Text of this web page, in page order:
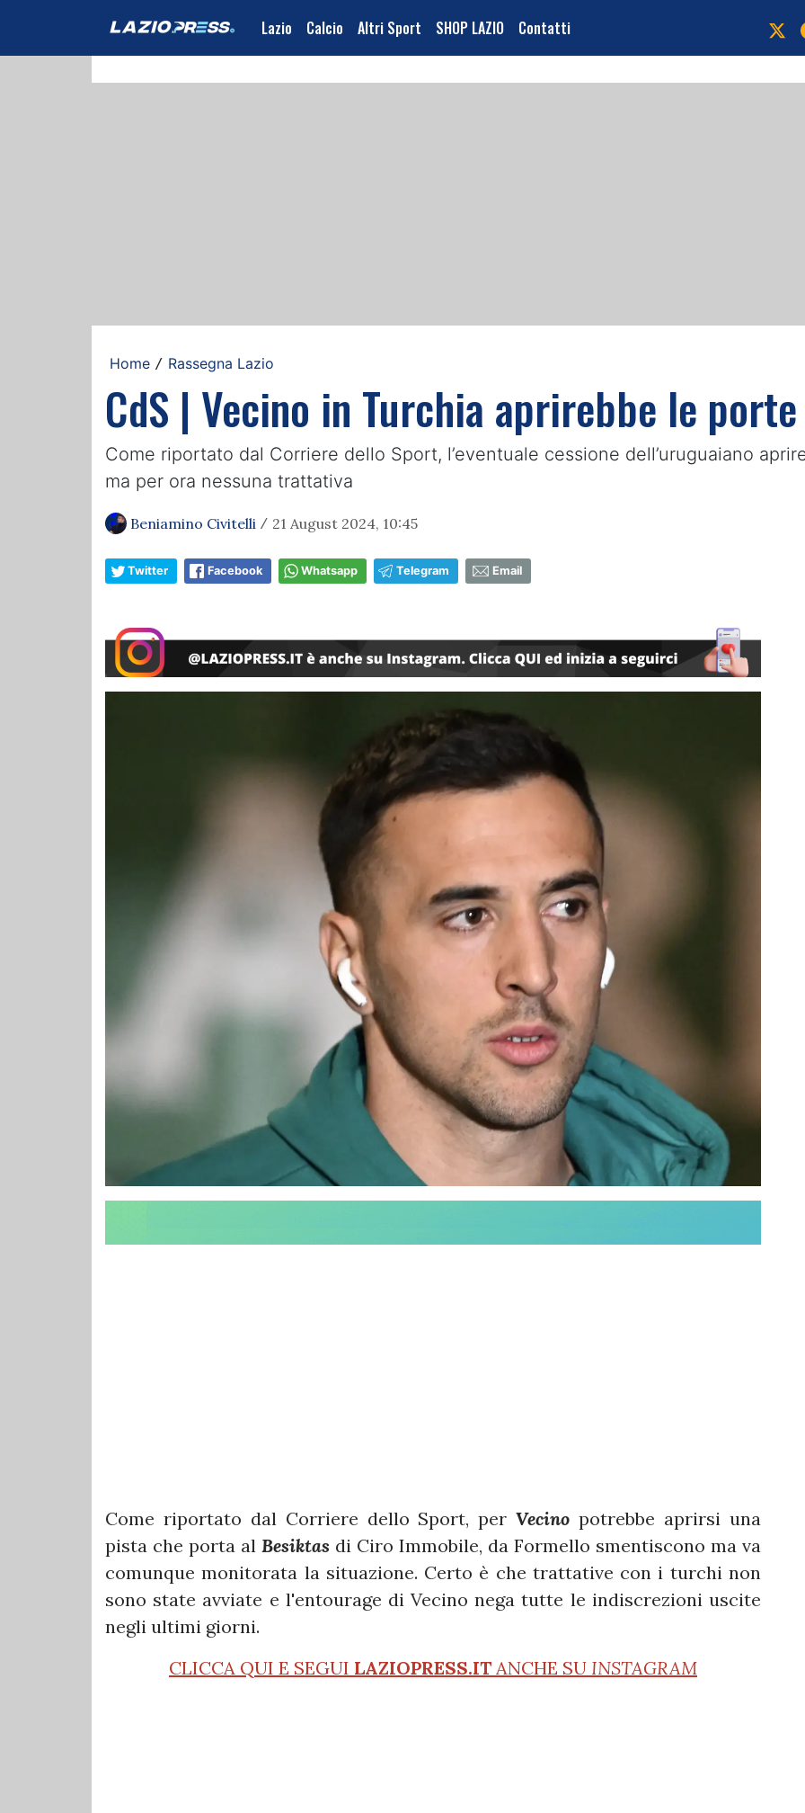
Lazio Calcio Altri Sport SHOP LAZIO Contatti
Home / Rassegna Lazio
CdS | Vecino in Turchia aprirebbe le
Come riportato dal Corriere dello Sport, l’eventuale cessione dell’uruguaiano
ma per ora nessuna trattativa
Beniamino Civitelli / 21 August 2024, 10:45
Twitter Facebook Whatsapp Telegram Email
Come riportato dal Corriere dello Sport, perVecinopotrebbe aprirsi una
pista che porta al Besiktas di Ciro Immobile, da Formello smentiscono ma va
comunque monitorata la situazione. Certo è che trattative con i turchi non
sono state avviate e l'entourage di Vecino nega tutte le indiscrezioni uscite
negli ultimi giorni.
CLICCA QUI E SEGUI LAZIOPRESS.IT ANCHE SU INSTAGRAM